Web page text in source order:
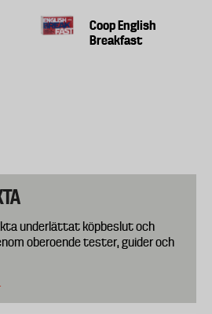
Coop English
Breakfast
underlättat köpbeslut och
oberoende tester, guider och